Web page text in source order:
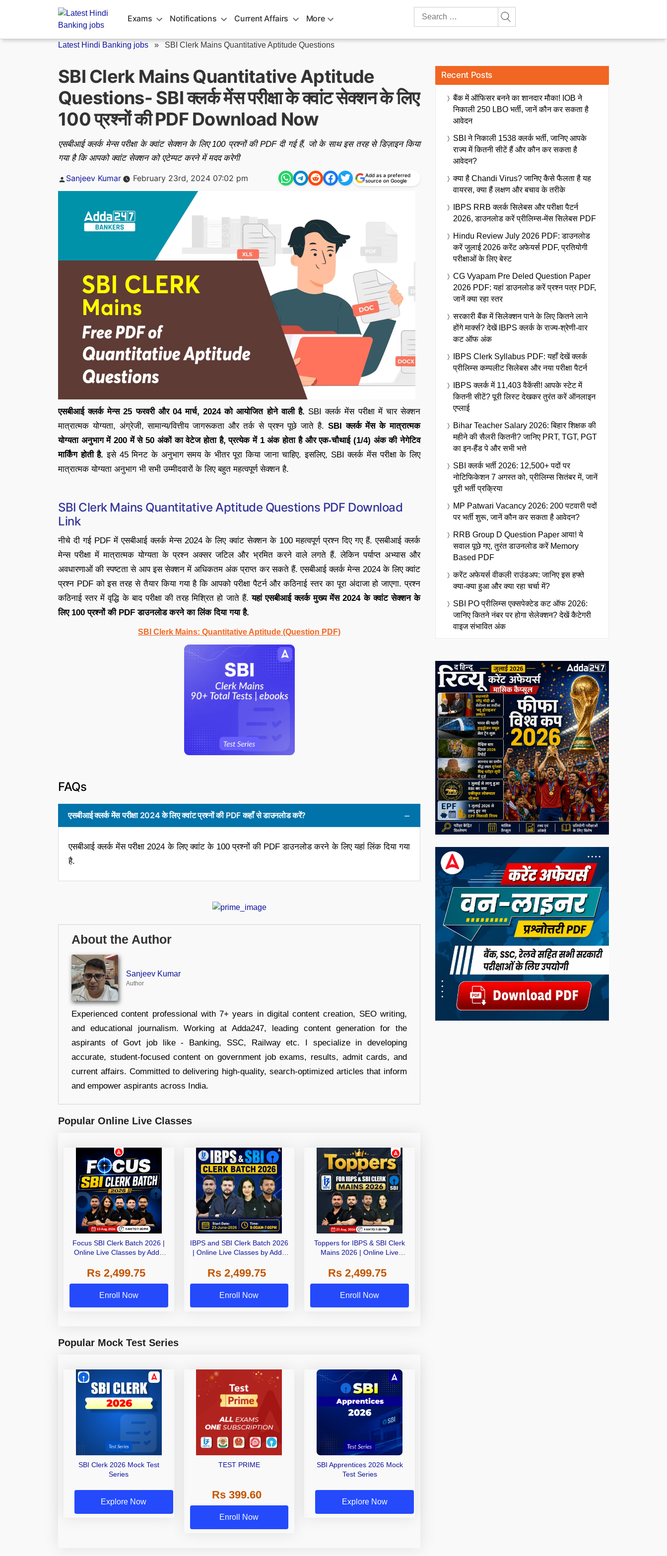
Exams Notifications Current Affairs More
Search
Latest Hindi Banking jobs » SBI Clerk Mains Quantitative Aptitude Questions
SBI Clerk Mains Quantitative Aptitude
Questions- SBI क्लर्क मेंस परीक्षा के क्वांट सेक्शन के लिए
100 प्रश्नों की PDF Download Now
एसबीआई क्लर्क मेन्स परीक्षा के क्वांट सेक्शन के लिए 100 प्रश्नों की PDF दी गई हैं, जो के साथ इस तरह से डिज़ाइन किया
गया है कि आपको क्वांट सेक्शन को एटेम्पट करने में मदद करेगी
Posted
Sanjeev Kumar February 23rd, 2024 07:02 pm
Add as a preferred
source on Google
एसबीआई क्लर्क मेन्स 25 फरवरी और 04 मार्च, 2024 को आयोजित होने वाली है. SBI क्लर्क मेंस परीक्षा में चार सेक्शन
मात्रात्मक योग्यता, अंग्रेजी, सामान्य/वित्तीय जागरूकता और तर्क से प्रश्न पूछे जाते है. SBI क्लर्क मेंस के मात्रात्मक
योग्यता अनुभाग में 200 में से 50 अंकों का वेटेज होता है, प्रत्येक में 1 अंक होता है और एक-चौथाई (1/4) अंक की नेगेटिव
मार्किंग होती है. इसे 45 मिनट के अनुभाग समय के भीतर पूरा किया जाना चाहिए. इसलिए, SBI क्लर्क मेंस परीक्षा के लिए
मात्रात्मक योग्यता अनुभाग भी सभी उम्मीदवारों के लिए बहुत महत्वपूर्ण सेक्शन है.
SBI Clerk Mains Quantitative Aptitude Questions PDF Download
Link
नीचे दी गई PDF में एसबीआई क्लर्क मेन्स 2024 के लिए क्वांट सेक्शन के 100 महत्वपूर्ण प्रश्न दिए गए हैं. एसबीआई क्लर्क
मेन्स परीक्षा में मात्रात्मक योग्यता के प्रश्न अक्सर जटिल और भ्रमित करने वाले लगते हैं. लेकिन पर्याप्त अभ्यास और
अवधारणाओं की स्पष्टता से आप इस सेक्शन में अधिकतम अंक प्राप्त कर सकते हैं. एसबीआई क्लर्क मेन्स 2024 के लिए क्वांट
प्रश्न PDF को इस तरह से तैयार किया गया है कि आपको परीक्षा पैटर्न और कठिनाई स्तर का पूरा अंदाजा हो जाएगा. प्रश्न
कठिनाई स्तर में वृद्धि के बाद परीक्षा की तरह मिश्रित हो जाते हैं.यहां एसबीआई क्लर्क मुख्य मेंस 2024 के क्वांट सेक्शन के
लिए 100 प्रश्नों की PDF डाउनलोड करने का लिंक दिया गया है.
SBI Clerk Mains: Quantitative Aptitude (Question PDF)
FAQs
एसबीआई क्लर्क मेंस परीक्षा 2024 के लिए क्वांट प्रश्नों की PDF कहाँ से डाउनलोड करें?
एसबीआई क्लर्क मेंस परीक्षा 2024 के लिए क्वांट के 100 प्रश्नों की PDF डाउनलोड करने के लिए यहां लिंक दिया गया
है.
About the Author
Sanjeev Kumar
Author
Experienced content professional with 7+ years in digital content creation, SEO writing,
and educational journalism. Working at Adda247, leading content generation for the
aspirants of Govt job like - Banking, SSC, Railway etc. I specialize in developing
accurate, student-focused content on government job exams, results, admit cards, and
current affairs. Committed to delivering high-quality, search-optimized articles that inform
and empower aspirants across India.
Popular Online Live Classes
Focus SBI Clerk Batch 2026 |
Online Live Classes by Adda
Rs 2,499.75
Enroll Now
IBPS and SBI Clerk Batch 2026
| Online Live Classes by Adda
Rs 2,499.75
Enroll Now
Toppers for IBPS & SBI Clerk
Mains 2026 | Online Live
Rs 2,499.75
Enroll Now
Popular Mock Test Series
SBI Clerk 2026 Mock Test
Series
Explore Now
TEST PRIME
Rs 399.60
Enroll Now
SBI Apprentices 2026 Mock
Test Series
Explore Now
Recent Posts
बैंक में ऑफिसर बनने का शानदार मौका! IOB ने
निकाली 250 LBO भर्ती, जानें कौन कर सकता है
आवेदन
SBI ने निकाली 1538 क्लर्क भर्ती, जानिए आपके
राज्य में कितनी सीटें हैं और कौन कर सकता है
आवेदन?
क्या है Chandi Virus? जानिए कैसे फैलता है यह
वायरस, क्या हैं लक्षण और बचाव के तरीके
IBPS RRB क्लर्क सिलेबस और परीक्षा पैटर्न
2026, डाउनलोड करें प्रीलिम्स-मेंस सिलेबस PDF
Hindu Review July 2026 PDF: डाउनलोड
करें जुलाई 2026 करेंट अफेयर्स PDF, प्रतियोगी
परीक्षाओं के लिए बेस्ट
CG Vyapam Pre Deled Question Paper
2026 PDF: यहां डाउनलोड करें प्रश्न पत्र PDF,
जानें क्या रहा स्तर
सरकारी बैंक में सिलेक्शन पाने के लिए कितने लाने
होंगे मार्क्स? देखें IBPS क्लर्क के राज्य-श्रेणी-वार
कट ऑफ अंक
IBPS Clerk Syllabus PDF: यहाँ देखें क्लर्क
प्रीलिम्स कम्पलीट सिलेबस और नया परीक्षा पैटर्न
IBPS क्लर्क में 11,403 वैकेंसी! आपके स्टेट में
कितनी सीटें? पूरी लिस्ट देखकर तुरंत करें ऑनलाइन
एप्लाई
Bihar Teacher Salary 2026: बिहार शिक्षक की
महीने की सैलरी कितनी? जानिए PRT, TGT, PGT
का इन-हैंड पे और सभी भत्ते
SBI क्लर्क भर्ती 2026: 12,500+ पदों पर
नोटिफिकेशन 7 अगस्त को, प्रीलिम्स सितंबर में, जानें
पूरी भर्ती प्रक्रिया
MP Patwari Vacancy 2026: 200 पटवारी पदों
पर भर्ती शुरू, जानें कौन कर सकता है आवेदन?
RRB Group D Question Paper आया! ये
सवाल पूछे गए, तुरंत डाउनलोड करें Memory
Based PDF
करेंट अफेयर्स वीकली राउंडअप: जानिए इस हफ्ते
क्या-क्या हुआ और क्या रहा चर्चा में?
SBI PO प्रीलिम्स एक्सपेक्टेड कट ऑफ 2026:
जानिए कितने नंबर पर होगा सेलेक्शन? देखें कैटेगरी
वाइज संभावित अंक